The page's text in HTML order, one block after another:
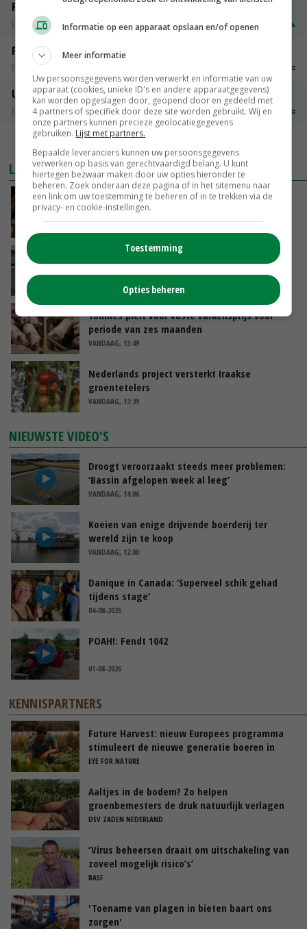
Fritesgeschikt NL Du Be
PotatoNL
€ 15,00~ € 23,00
Peen
Noteringen
Uien Middenmeer Geel 30-60% grof
Noteringen
€ 0,00~ € 0,00
LAATSTE NIEUWS
Spontane boerenacties in Twente en
Apeldoorn zetten de trend
Droogt veroorzaakt steeds meer problemen:
VANDAAG, 14:06
Tönnies pleit voor vaste varkensprijs voor
periode van zes maanden
VANDAAG, 13:49
Nederlands project versterkt Iraakse
groentetelers
VANDAAG, 13:39
NIEUWSTE VIDEO'S
Droogt veroorzaakt steeds meer problemen:
‘Bassin afgelopen week al leeg’
VANDAAG, 14:06
Koeien van enige drijvende boerderij ter
wereld zijn te koop
VANDAAG, 12:00
Danique in Canada: ‘Superveel schik gehad
tijdens stage’
04-08-2026
POAH!: Fendt 1042
01-08-2026
KENNISPARTNERS
Future Harvest: nieuw Europees programma
stimuleert de nieuwe generatie boeren in
Nederland
EYE FOR NATURE
Aaltjes in de bodem? Zo helpen
groenbemesters de druk natuurlijk verlagen
DSV ZADEN NEDERLAND
‘Virus beheersen draait om uitschakeling van
zoveel mogelijk risico’s’
BASF
'Toename van plagen in bieten baart ons
zorgen'
Informatie op een apparaat opslaan en/of openen
Meer informatie
Uw persoonsgegevens worden verwerkt en informatie van uw
apparaat (cookies, unieke ID's en andere apparaatgegevens)
kan worden opgeslagen door, geopend door en gedeeld met
4 partners of specifiek door deze site worden gebruikt. Wij en
onze partners kunnen precieze geolocatiegegevens
gebruiken. Lijst met partners.
Bepaalde leveranciers kunnen uw persoonsgegevens
verwerken op basis van gerechtvaardigd belang. U kunt
hiertegen bezwaar maken door uw opties hieronder te
beheren. Zoek onderaan deze pagina of in het sitemenu naar
een link om uw toestemming te beheren of in te trekken via de
privacy- en cookie-instellingen.
Toestemming
Opties beheren